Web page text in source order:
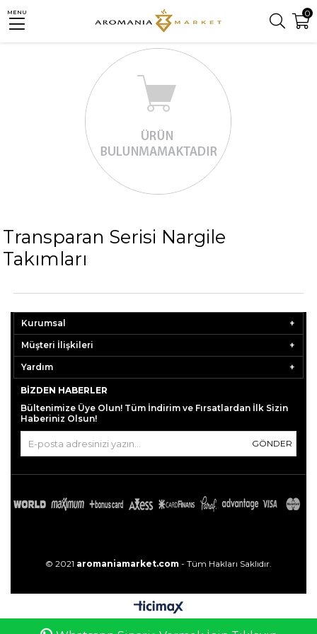
MENU 0
Transparan Serisi Nargile
Takımları
Kurumsal
Müşteri İlişkileri
Yardım
BIZDEN HABERLER
Bültenimize Üye Olun! Tüm İndirim ve Fırsatlardan İlk Sizin
Haberiniz Olsun!
GÖNDER
© 2021 aromaniamarket.com - Tüm Hakları Saklıdır.